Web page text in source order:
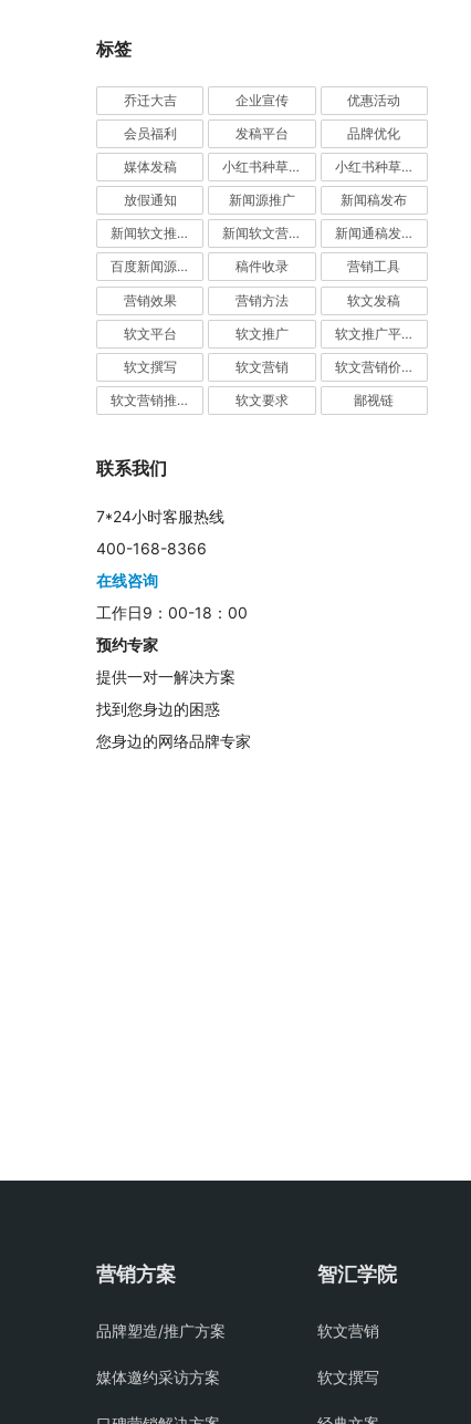
标签
乔迁大吉 企业宣传 优惠活动
会员福利 发稿平台 品牌优化
媒体发稿 小红书种草推广 小红书种草营销
放假通知 新闻源推广 新闻稿发布
新闻软文推广发稿 新闻软文营销推广 新闻通稿发布推广
百度新闻源发布 稿件收录 营销工具
营销效果 营销方法 软文发稿
软文平台 软文推广 软文推广平台
软文撰写 软文营销 软文营销价值
软文营销推广 软文要求 鄙视链
联系我们
7*24小时客服热线
400-168-8366
在线咨询
工作日9：00-18：00
预约专家
提供一对一解决方案
找到您身边的困惑
您身边的网络品牌专家
营销方案
品牌塑造/推广方案
媒体邀约采访方案
智汇学院
软文营销
软文撰写